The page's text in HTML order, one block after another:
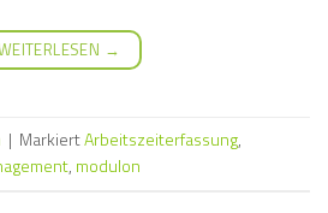
→
| MarkiertArbeitszeiterfassung,
, modulon